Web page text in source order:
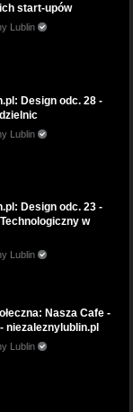
start-upów
Lublin
Design odc. 28 -
Lublin
Design odc. 23 -
w
Lublin
Nasza Cafe -
niezaleznylublin.pl
Lublin